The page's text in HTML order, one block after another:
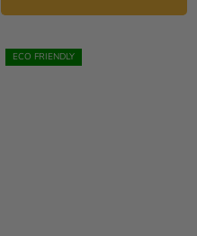
ECO FRIENDLY